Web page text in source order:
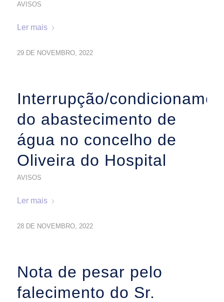
AVISOS
Ler mais
29 DE NOVEMBRO, 2022
Interrupção/
do abastecimento de
água no concelho de
Oliveira do Hospital
AVISOS
Ler mais
28 DE NOVEMBRO, 2022
Nota de pesar pelo
falecimento do Sr.